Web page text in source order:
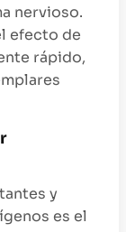
nervioso.
efecto de
rápido,
y
es el